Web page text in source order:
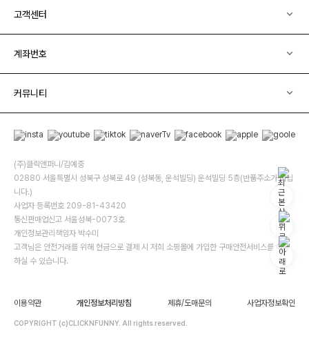
고객센터
계좌번호
커뮤니티
(주)클릭앤퍼니/김예중
02880 서울특별시 성북구 성북로 49 (성북동, 운석빌딩) 운석빌딩 5층(반품주소가 아닙
니다.)
사업자 등록번호 209-81-43420
통신판매업신고 서울성북-0073호
개인정보관리책임자 박수미
고객님은 안전거래를 위해 현금으로 결제 시 저희 소핑몰에 가입한 구매안전서비스를 이용
하실 수 있습니다.
이용약관 개인정보처리방침 제휴/도매문의 사업자정보확인
COPYRIGHT (c)CLICKNFUNNY. All rights reserved.